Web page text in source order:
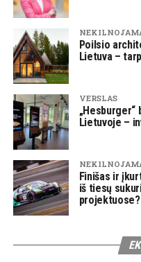
Poilsio
Lietuva –
VERSLAS
Lietuvoje –
Finišas ir
iš tiesų
projektuose?